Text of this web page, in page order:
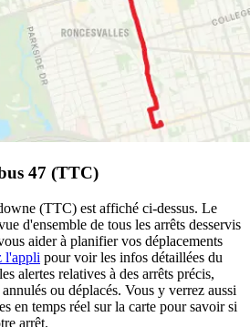
47 (TTC)
(TTC) est affiché ci-dessus. Le
d'ensemble de tous les arrêts desservis
aider à planifier vos déplacements
l'appli pour voir les infos détaillées du
alertes relatives à des arrêts précis,
ou déplacés. Vous y verrez aussi
en temps réel sur la carte pour savoir si
arrêt.